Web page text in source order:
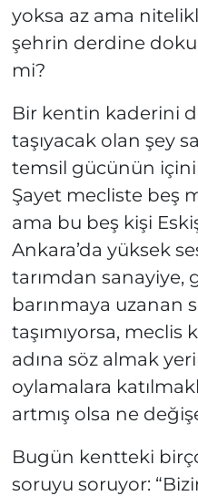
yoksa az ama
şehrin derdine
mi?
Bir kentin kaderini
taşıyacak olan şey
temsil gücünün
Şayet mecliste beş
ama bu beş kişi
Ankara’da yüksek
tarımdan sanayiye,
barınmaya uzanan
taşımıyorsa, meclis
adına söz almak
oylamalara
artmış olsa ne
Bugün kentteki
soruyu soruyor: